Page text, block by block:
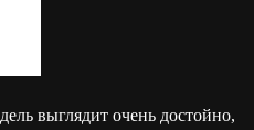
выглядит очень достойно,